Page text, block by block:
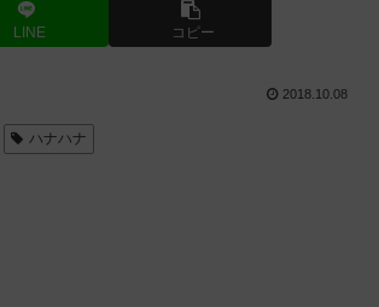
LINE コピー
2018.10.08
ハナハナ